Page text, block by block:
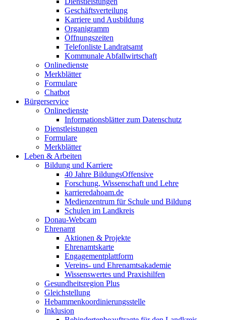
Geschäftsverteilung
Karriere und Ausbildung
Organigramm
Öffnungszeiten
Telefonliste Landratsamt
Kommunale Abfallwirtschaft
Onlinedienste
Merkblätter
Formulare
Chatbot
Bürgerservice
Onlinedienste
Informationsblätter zum Datenschutz
Dienstleistungen
Formulare
Merkblätter
Leben & Arbeiten
Bildung und Karriere
40 Jahre BildungsOffensive
Forschung, Wissenschaft und Lehre
karrieredahoam.de
Medienzentrum für Schule und Bildung
Schulen im Landkreis
Donau-Webcam
Ehrenamt
Aktionen & Projekte
Ehrenamtskarte
Engagementplattform
Vereins- und Ehrenamtsakademie
Wissenswertes und Praxishilfen
Gesundheitsregion Plus
Gleichstellung
Hebammenkoordinierungsstelle
Inklusion